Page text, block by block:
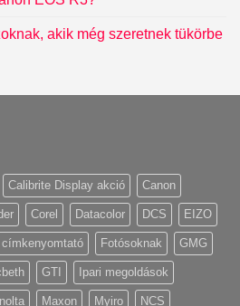
akik még szeretnek tükörbe
Calibrite Display akció Canon
Corel Datacolor DCS EIZO
címkenyomtató Fotósoknak GMG
GTI Ipari megoldások
Maxon Myiro NCS